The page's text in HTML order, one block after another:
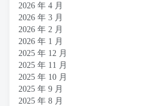
2026 年 4 月
2026 年 3 月
2026 年 2 月
2026 年 1 月
2025 年 12 月
2025 年 11 月
2025 年 10 月
2025 年 9 月
2025 年 8 月